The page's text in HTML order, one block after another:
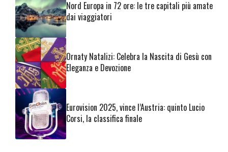
Nord Europa in 72 ore: le tre capitali più amate
dai viaggiatori
Ornaty Natalizi: Celebra la Nascita di Gesù con
Eleganza e Devozione
Eurovision 2025, vince l’Austria: quinto Lucio
Corsi, la classifica finale